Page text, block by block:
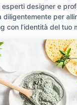
esperti designer e
diligentemente per
con l’identità del tuo